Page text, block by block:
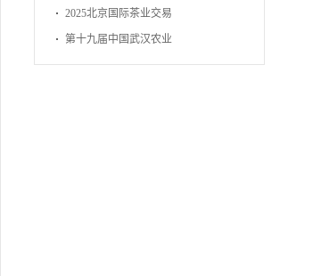
暨林下经济产业博览会
2025北京国际茶业交易
博览会
第十九届中国武汉农业
博览会